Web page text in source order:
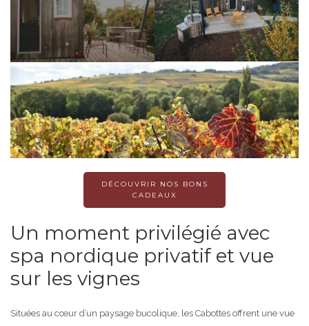
DÉCOUVRIR NOS BONS
CADEAUX
Un moment privilégié avec
spa nordique privatif et vue
sur les vignes
Situées au cœur d’un paysage bucolique, les Cabottes offrent une vue